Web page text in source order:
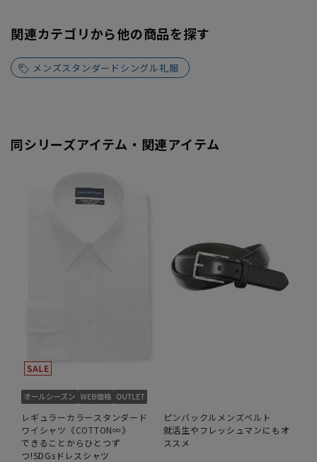
関連カテゴリから他の商品を探す
メンズスタンダードシングル礼服
同シリーズアイテム・関連アイテム
レギュラーカラースタンダード
ワイシャツ《COTTON∞》
できることからひとつず
つ!SDGsドレスシャツ
ピンバックルメンズベルト
就活生やフレッシュマンにもオ
ススメ